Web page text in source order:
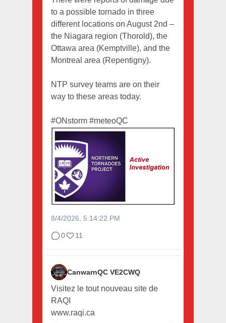
to a possible tornado in three
different locations on August 2nd –
the Niagara region (Thorold), the
Ottawa area (Kemptville), and the
Montreal area (Repentigny).
NTP survey teams are on their
way to these areas today.
#ONstorm #meteoQC
8/4/2026, 5:14:22 PM
0 11
CanwarnQC VE2CWQ
Visitez le tout nouveau site de
RAQI
www.raqi.ca